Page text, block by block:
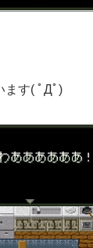
ます( ﾟДﾟ)